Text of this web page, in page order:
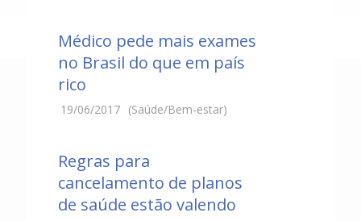
Médico pede mais exames
no Brasil do que em país
rico
19/06/2017 (Saúde/Bem-estar)
Regras para
cancelamento de planos
de saúde estão valendo